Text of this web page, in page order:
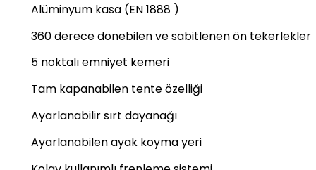
Alüminyum kasa (EN 1888 )
360 derece dönebilen ve sabitlenen ön tekerlekler
5 noktalı emniyet kemeri
Tam kapanabilen tente özelliği
Ayarlanabilir sırt dayanağı
Ayarlanabilen ayak koyma yeri